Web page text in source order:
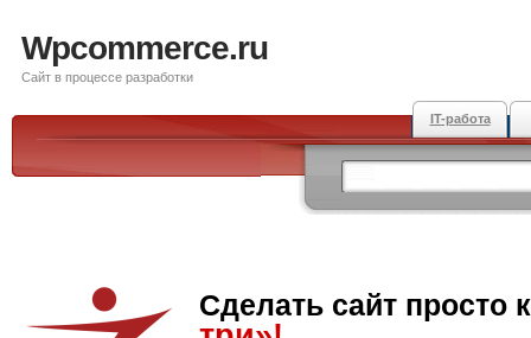
Wpcommerce.ru
Сайт в процессе разработки
IT-работа
Сделать сайт просто